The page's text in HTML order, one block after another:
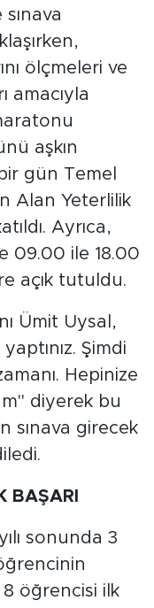
ölçmeleri ve
amacıyla
aşkın
gün Temel
Alan Yeterlilik
Ayrıca,
09.00 ile 18.00
açık tutuldu.
Ümit Uysal,
Şimdi
Hepinize
diyerek bu
sınava girecek
BAŞARI
sonunda 3
8 öğrencisi ilk